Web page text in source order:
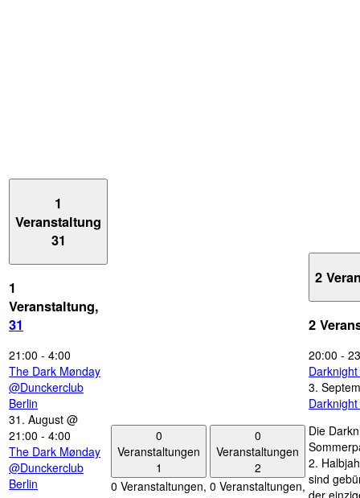
1
Veranstaltung
31
1
Veranstaltung,
31
21:00 - 4:00
The Dark Mønday
@Dunckerclub
Berlin
31. August @
21:00 - 4:00
The Dark Mønday
@Dunckerclub
Berlin
0
Veranstaltungen
1
0 Veranstaltungen,
0
Veranstaltungen
2
0 Veranstaltungen,
2
2
20:00 -
3.
Die
2.
sind
der